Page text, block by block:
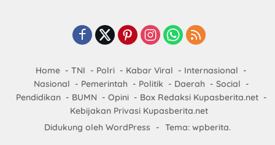
Home TNI Polri Kabar Viral
Internasional
Nasional
Pemerintah Politik Daerah
Social
Pendidikan
BUMN Opini
Box Redaksi Kupasberita.net
Kebijakan Privasi Kupasberita.net
Didukung oleh WordPress
- Tema: wpberita.